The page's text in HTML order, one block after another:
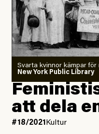
Svarta kvinnor kämpar för
New York Public Library
att dela
#18/2021Kultur